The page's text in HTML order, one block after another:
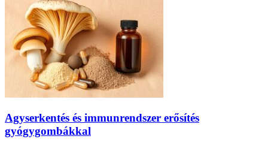
Agyserkentés és immunrendszer erősítés
gyógygombákkal